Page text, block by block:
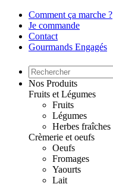
Comment ça marche ?
Je commande
Contact
Gourmands Engagés
Nos Produits
Fruits et Légumes
Fruits
Légumes
Herbes fraîches
Crèmerie et oeufs
Oeufs
Fromages
Yaourts
Lait